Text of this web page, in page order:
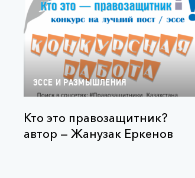
ЭССЕ И РАЗМЫШЛЕНИЯ
Кто это правозащитник?
автор — Жанузак Еркенов